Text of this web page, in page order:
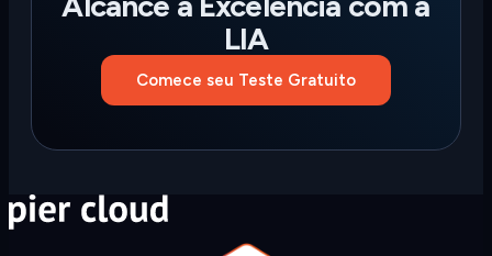
LIA
Comece seu Teste Gratuito